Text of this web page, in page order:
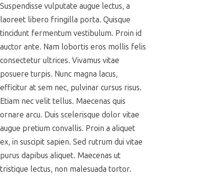
Suspendisse vulputate augue lectus, a
laoreet libero fringilla porta. Quisque
tincidunt fermentum vestibulum. Proin id
auctor ante. Nam lobortis eros mollis felis
consectetur ultrices. Vivamus vitae
posuere turpis. Nunc magna lacus,
efficitur at sem nec, pulvinar cursus risus.
Etiam nec velit tellus. Maecenas quis
ornare arcu. Duis scelerisque dolor vitae
augue pretium convallis. Proin a aliquet
ex, in suscipit sapien. Sed rutrum dui vitae
purus dapibus aliquet. Maecenas ut
tristique lectus, non malesuada tortor.